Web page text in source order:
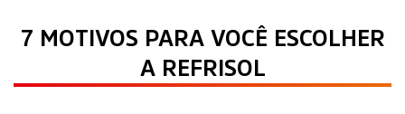
7 MOTIVOS PARA VOCÊ ESCOLHER
A REFRISOL